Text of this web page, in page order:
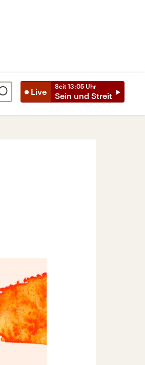
Live
Seit 13:05 Uhr
Sein und Streit